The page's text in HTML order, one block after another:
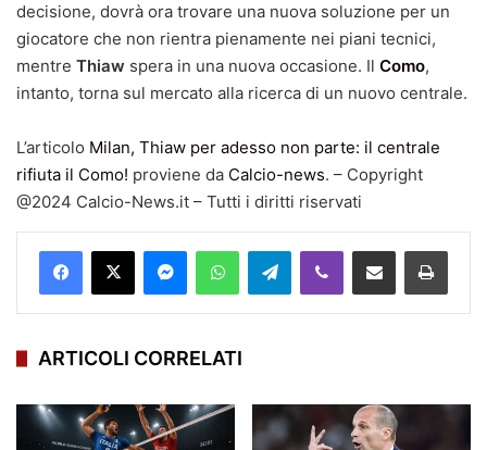
decisione, dovrà ora trovare una nuova soluzione per un
giocatore che non rientra pienamente nei piani tecnici,
mentre Thiaw spera in una nuova occasione. Il Como,
intanto, torna sul mercato alla ricerca di un nuovo centrale.
L’articolo Milan, Thiaw per adesso non parte: il centrale
rifiuta il Como! proviene da Calcio-news. – Copyright
@2024 Calcio-News.it – Tutti i diritti riservati
Telegram
ARTICOLI CORRELATI